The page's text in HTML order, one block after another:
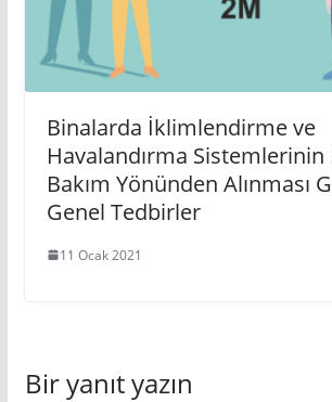
Binalarda İklimlendirme ve
Havalandırma
Bakım Yönünden Alınması
Genel Tedbirler
11 Ocak 2021
Bir yanıt yazın